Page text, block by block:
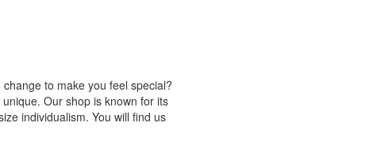
to make you feel special?
Our shop is known for its
individualism. You will find us